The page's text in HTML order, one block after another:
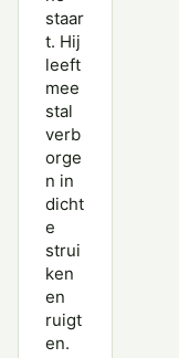
staar
t. Hij
leeft
mee
stal
verb
orge
n in
dicht
e
strui
ken
en
ruigt
en.